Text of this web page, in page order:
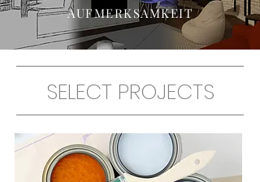
AUFMERKSAMKEIT
SELECT PROJECTS